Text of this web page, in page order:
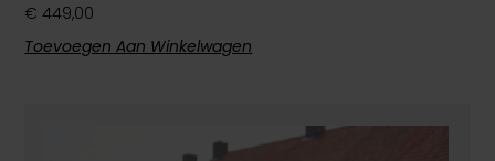
€ 449,00
Toevoegen Aan Winkelwagen